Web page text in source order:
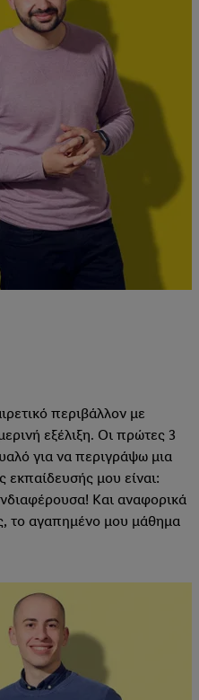
περιβάλλον με
εξέλιξη. Οι πρώτες 3
για να περιγράψω μια
εκπαίδευσής μου είναι:
Και αναφορικά
το αγαπημένο μου μάθημα